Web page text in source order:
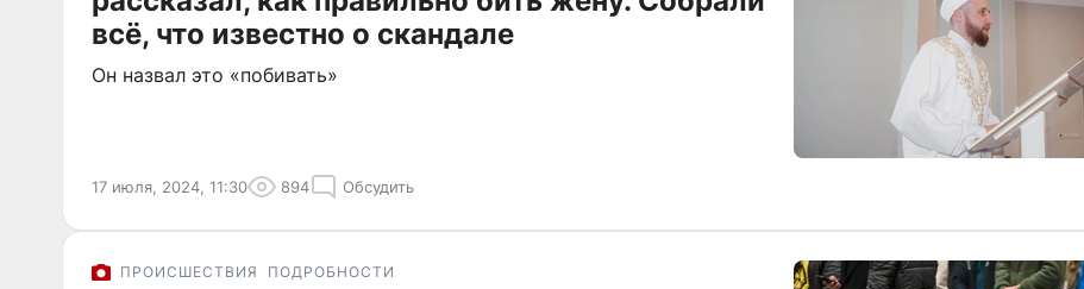
всё, что известно о скандале
Он назвал это «побивать»
17 июля, 2024, 11:30 894 Обсудить
ПРОИСШЕСТВИЯ ПОДРОБНОСТИ